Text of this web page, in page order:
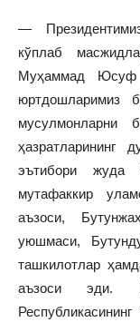
—
кўплаб
Муҳаммад Юсуф
юртдошларимиз
мусулмонларни
ҳазратларининг
эътибори
мутафаккир
аъзоси,
уюшмаси,
ташкилотлар
аъзоси эди.